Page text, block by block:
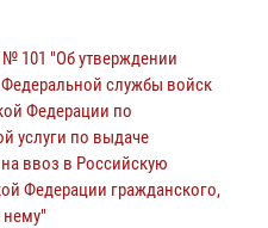
№ 101 "Об утверждении
службы войск
Федерации по
услуги по выдаче
ввоз в Российскую
Федерации гражданского,
нему"